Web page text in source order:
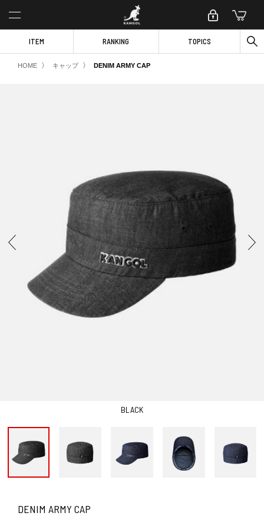
ITEM RANKING TOPICS
HOME 〉 キャップ 〉 DENIM ARMY CAP
BLACK
DENIM ARMY CAP